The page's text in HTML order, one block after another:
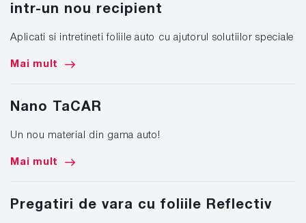
intr-un nou recipient
Aplicati si intretineti foliile auto cu ajutorul solutiilor speciale
Mai mult
Nano TaCAR
Un nou material din gama auto!
Mai mult
Pregatiri de vara cu foliile Reflectiv